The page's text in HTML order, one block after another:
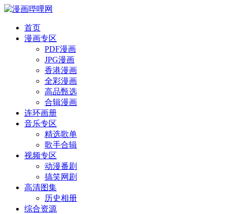
首页
漫画专区
PDF漫画
JPG漫画
香港漫画
全彩漫画
高品甄选
合辑漫画
连环画册
音乐专区
精选歌单
歌手合辑
视频专区
动漫番剧
搞笑网剧
高清图集
历史相册
综合资源